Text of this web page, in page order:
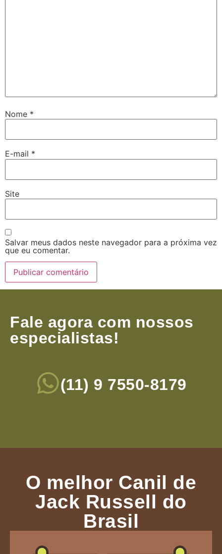
Nome *
E-mail *
Site
Salvar meus dados neste navegador para a próxima vez
que eu comentar.
Fale agora com nossos
especialistas!
(11) 9 7550-8179
O melhor Canil de
Jack Russell do
Brasil